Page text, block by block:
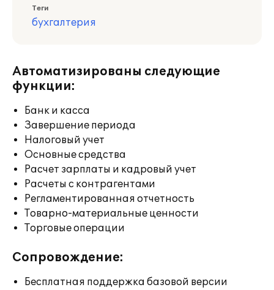
Теги
бухгалтерия
Автоматизированы следующие
функции:
Банк и касса
Завершение периода
Налоговый учет
Основные средства
Расчет зарплаты и кадровый учет
Расчеты с контрагентами
Регламентированная отчетность
Товарно-материальные ценности
Торговые операции
Сопровождение:
Бесплатная поддержка базовой версии